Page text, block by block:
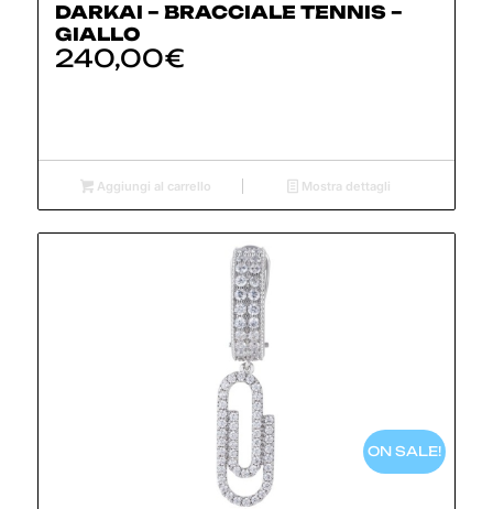
DARKAI – BRACCIALE TENNIS –
GIALLO
240,00€
Aggiungi al carrello Mostra dettagli
ON SALE!